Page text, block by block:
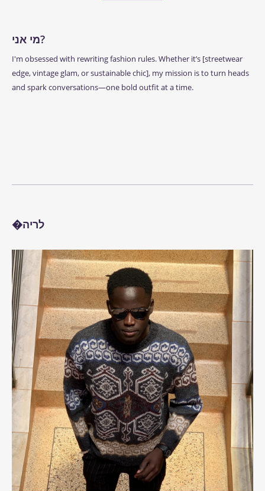
מי אני?
I'm obsessed with rewriting fashion rules. Whether it’s [streetwear
edge, vintage glam, or sustainable chic], my mission is to turn heads
and spark conversations—one bold outfit at a time.
�לריה